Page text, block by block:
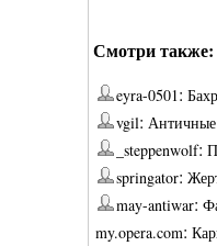
Смотри также:
eyra-0501:
vgil:
_steppenwolf:
springator:
may-antiwar:
my.opera.com: